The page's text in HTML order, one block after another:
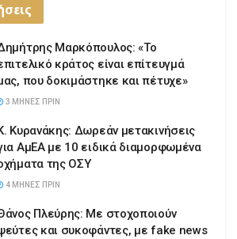
Μαρκόπουλος: «Το
κράτος είναι επίτευγμά
που δοκιμάστηκε και πέτυχε»
3 ΜΉΝΕΣ ΠΡΙΝ
Κυρανάκης: Δωρεάν μετακινήσεις
ΑμΕΑ με 10 ειδικά διαμορφωμένα
της ΟΣΥ
4 ΜΉΝΕΣ ΠΡΙΝ
Πλεύρης: Με στοχοποιούν
και συκοφάντες, με fake news